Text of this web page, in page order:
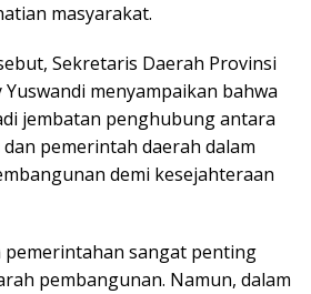
masyarakat.
Sekretaris Daerah Provinsi
menyampaikan bahwa
jembatan penghubung antara
pemerintah daerah dalam
demi kesejahteraan
pemerintahan sangat penting
pembangunan. Namun, dalam